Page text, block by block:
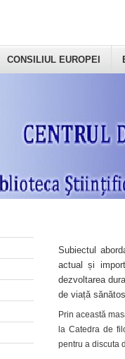
CONSILIUL EUROPEI
Subiectul
actual și
dezvoltarea
de viață
Prin această
la Catedra de
pentru a discuta